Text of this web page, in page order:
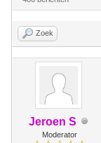
Zoek
Jeroen S
Moderator